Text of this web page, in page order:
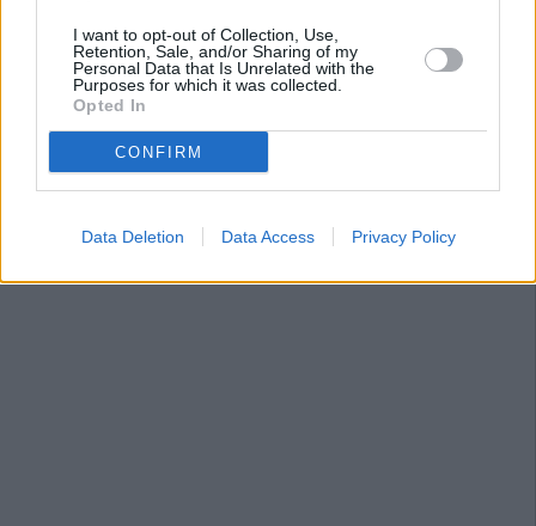
I want to opt-out of Collection, Use,
Retention, Sale, and/or Sharing of my
Personal Data that Is Unrelated with the
Purposes for which it was collected.
Opted In
CONFIRM
Data Deletion Data Access Privacy Policy